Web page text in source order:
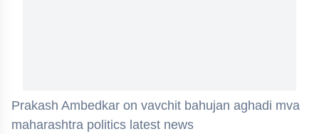
Prakash Ambedkar on vavchit bahujan aghadi mva
maharashtra politics latest news